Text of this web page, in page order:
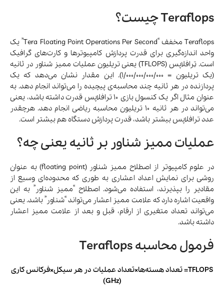
Teraflops چیست؟
Teraflops مخفف “Tera Floating Point Operations Per Second” یک
واحد اندازه‌گیری برای قدرت پردازش کامپیوترها و کارت‌های گرافیک
است. تِرافلاپس (TFLOPS) یعنی تریلیون عملیات ممیز شناور در ثانیه
(یک تریلیون = 1/000/000/000/000). این مقدار نشان می‌دهد که یک
پردازنده در هر ثانیه چند محاسبه‌ی پیچیده را می‌تواند انجام دهد. به
عنوان مثال اگر یک کنسول بازی ۱۰ ترافلاپس قدرت داشته باشد، یعنی
می‌تواند در هر ثانیه ۱۰ تریلیون محاسبه ریاضی انجام دهد. هرچقدر
عدد ترافلاپس بیشتر باشد، قدرت پردازش دستگاه هم بیشتر است.
عملیات ممیز شناور بر ثانیه یعنی چه؟
در علوم کامپیوتر از اصطلاح ممیز شناور (floating point) به عنوان
روشی برای نمایش اعداد اعشاری به طوری که محدوده‌ای وسیع از
مقادیر را بپذیرند، استفاده می‌شود. اصطلاح “ممیز شناور” به این
واقعیت اشاره دارد که علامت ممیز اعشار می‌تواند “شناور” باشد. یعنی
می‌تواند تعداد متغیری از ارقام، قبل و بعد از علامت ممیز اعشار
داشته باشد.
فرمول محاسبه Teraflops
TFLOPS= تعداد هسته‌ها×تعداد عملیات در هر سیکل×فرکانس کاری
(GHz)